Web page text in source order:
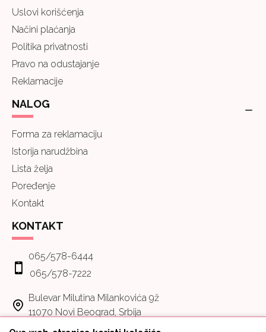
Uslovi korišćenja
Načini plaćanja
Politika privatnosti
Pravo na odustajanje
Reklamacije
NALOG
Forma za reklamaciju
Istorija narudžbina
Lista želja
Poređenje
Kontakt
KONTAKT
065/578-6444
065/578-7222
Bulevar Milutina Milankovića 9ž
11070 Novi Beograd, Srbija